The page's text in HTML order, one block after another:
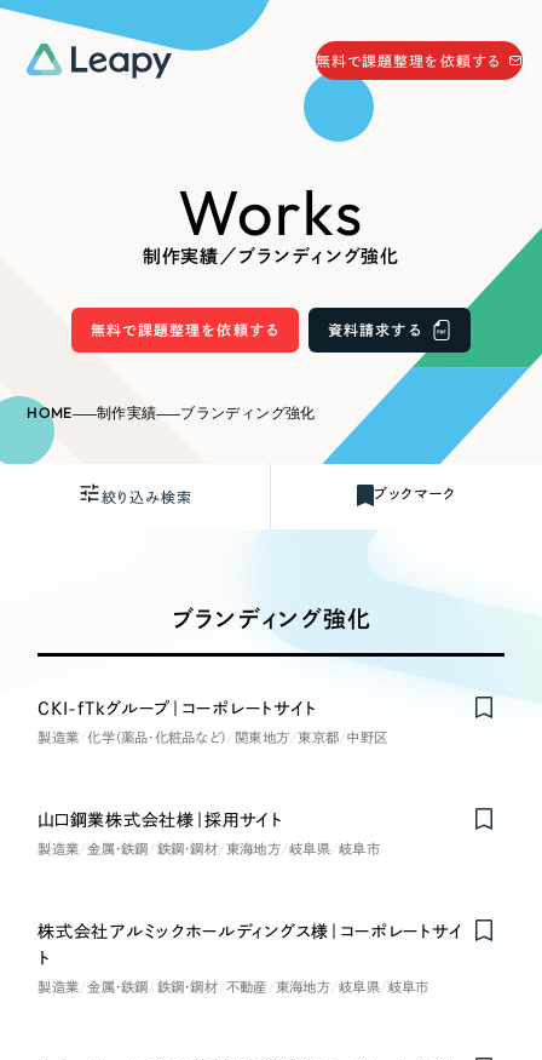
Service
を残す資産型DX支援をご提供します
お役立ち情報
無料で課題整理を依頼する
058-215-0066
24時間受付
資料請求する
リーピーが選ばれる理由
採用サイト制作
ブランドサイト制作
すべて （624件）
ブランドサイト・サービスサイト （85件）
Company
制作実績／ブランディング強化
Works
無料で課題整理を依頼する 資料請求する
HOME 制作実績 ブランディング強化
絞り込み検索 ブックマーク
制作内容
コーポレート・企業サイト
ブランドサイト・サービスサイト
ECサイト（オンラインショップ）
ブランディング強化
CKI-fTkグループ｜コーポレートサイト
製造業 化学（薬品・化粧品など） 関東地方 東京都 中野区
山口鋼業株式会社様｜採用サイト
製造業 金属・鉄鋼 鉄鋼・鋼材 東海地方 岐阜県 岐阜市
株式会社アルミックホールディングス様｜コーポレートサイ
ト
製造業 金属・鉄鋼 鉄鋼・鋼材 不動産 東海地方 岐阜県 岐阜市